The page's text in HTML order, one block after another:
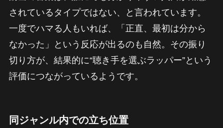
されているタイプではない、と言われています。
一度でハマる人もいれば、「正直、最初は分から
なかった」という反応が出るのも自然。その振り
切り方が、結果的に“聴き手を選ぶラッパー”という
評価につながっているようです。
同ジャンル内での立ち位置